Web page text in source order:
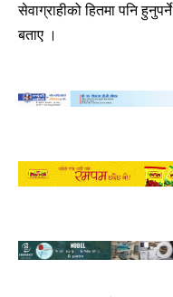
सेवाग्राहीको हितमा पनि
बताए ।